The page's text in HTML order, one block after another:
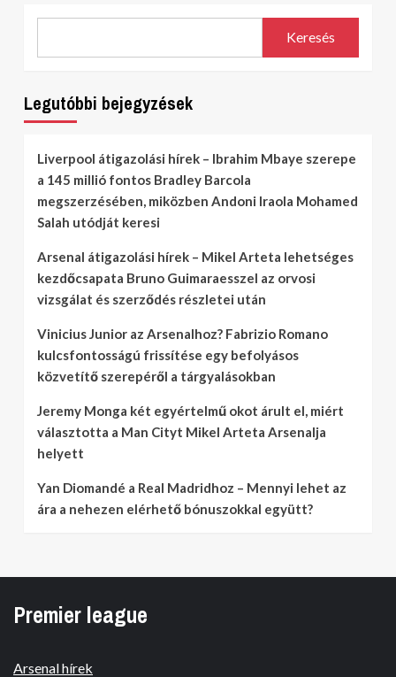
Keresés
Legutóbbi bejegyzések
Liverpool átigazolási hírek – Ibrahim Mbaye szerepe
a 145 millió fontos Bradley Barcola
megszerzésében, miközben Andoni Iraola Mohamed
Salah utódját keresi
Arsenal átigazolási hírek – Mikel Arteta lehetséges
kezdőcsapata Bruno Guimaraesszel az orvosi
vizsgálat és szerződés részletei után
Vinicius Junior az Arsenalhoz? Fabrizio Romano
kulcsfontosságú frissítése egy befolyásos
közvetítő szerepéről a tárgyalásokban
Jeremy Monga két egyértelmű okot árult el, miért
választotta a Man Cityt Mikel Arteta Arsenalja
helyett
Yan Diomandé a Real Madridhoz – Mennyi lehet az
ára a nehezen elérhető bónuszokkal együtt?
Premier league
Arsenal hírek